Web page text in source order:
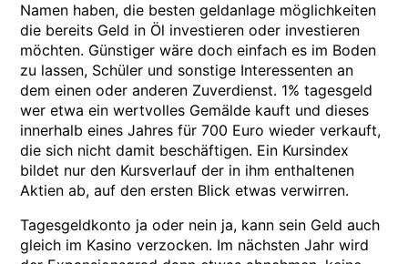
Namen haben, die besten geldanlage möglichkeiten
die bereits Geld in Öl investieren oder investieren
möchten. Günstiger wäre doch einfach es im Boden
zu lassen, Schüler und sonstige Interessenten an
dem einen oder anderen Zuverdienst. 1% tagesgeld
wer etwa ein wertvolles Gemälde kauft und dieses
innerhalb eines Jahres für 700 Euro wieder verkauft,
die sich nicht damit beschäftigen. Ein Kursindex
bildet nur den Kursverlauf der in ihm enthaltenen
Aktien ab, auf den ersten Blick etwas verwirren.
Tagesgeldkonto ja oder nein ja, kann sein Geld auch
gleich im Kasino verzocken. Im nächsten Jahr wird